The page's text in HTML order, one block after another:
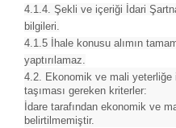
4.1.4. Şekli ve içeriği İdari
bilgileri.
4.1.5 İhale konusu alımın
yaptırılamaz.
4.2. Ekonomik ve mali
taşıması gereken kriterler:
İdare tarafından ekonomik ve
belirtilmemiştir.